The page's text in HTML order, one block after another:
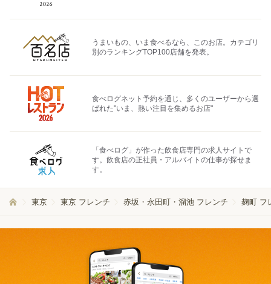
うまいもの、いま食べるなら、このお店。カテゴリ
別のランキングTOP100店舗を発表。
食べログネット予約を通じ、多くのユーザーから選
ばれた"いま、熱い注目を集めるお店"
「食べログ」が作った飲食店専門の求人サイトで
す。飲食店の正社員・アルバイトの仕事が探せま
す。
東京 東京 フレンチ 赤坂・永田町・溜池 フレンチ 麹町 フ